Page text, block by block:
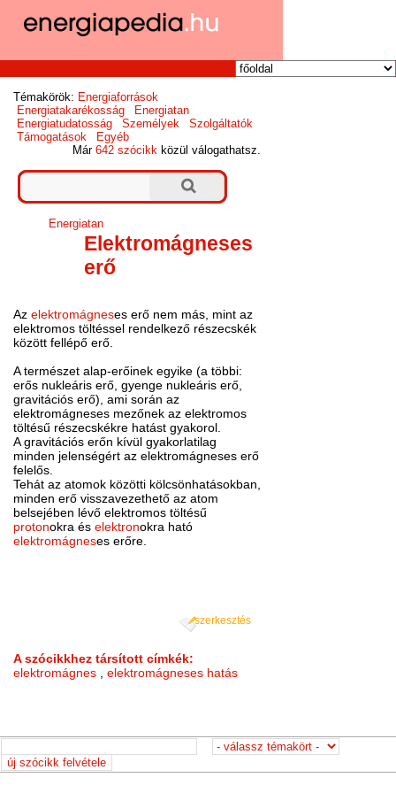
Témakörök: Energiaforrások
Energiatakarékosság
Energiatan
Energiatudatosság
Személyek
Szolgáltatók
Támogatások
Egyéb
Már642 szócikk közül válogathatsz.
Energiatan
Elektromágneses
erő
Azelektromágneses erő nem más, mint az
elektromos töltéssel rendelkező részecskék
között fellépő erő.
A természet alap-erőinek egyike (a többi:
erős nukleáris erő, gyenge nukleáris erő,
gravitációs erő), ami során az
elektromágneses mezőnek az elektromos
töltésű részecskékre hatást gyakorol.
A gravitációs erőn kívül gyakorlatilag
minden jelenségért az elektromágneses erő
felelős.
Tehát az atomok közötti kölcsönhatásokban,
minden erő visszavezethető az atom
belsejében lévő elektromos töltésű
protonokra éselektronokra ható
elektromágneses erőre.
szerkesztés
A szócikkhez társított címkék:
elektromágnes ,elektromágneses hatás